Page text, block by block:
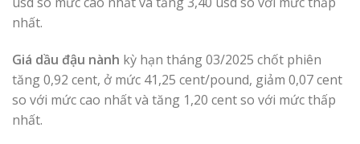
nhất.
Giá dầu đậu nành kỳ hạn tháng 03/2025 chốt phiên
tăng 0,92 cent, ở mức 41,25 cent/pound, giảm 0,07 cent
so với mức cao nhất và tăng 1,20 cent so với mức thấp
nhất.